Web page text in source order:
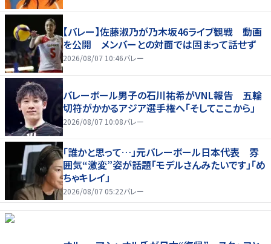
【バレー】佐藤淑乃が乃木坂46ライブ観戦 動画
を公開 メンバーとの対面では固まって話せず
2026/08/07 10:46バレー
バレーボール男子の石川祐希がVNL報告 五輪
切符がかかるアジア選手権へ「そしてここから」
2026/08/07 10:08バレー
「誰かと思って…」元バレーボール日本代表 雰
囲気“激変”姿が話題「モデルさんみたいです」「め
ちゃキレイ」
2026/08/07 05:22バレー